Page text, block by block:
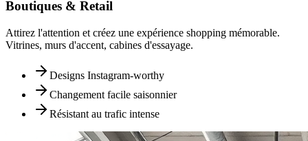
Boutiques & Retail
Attirez l'attention et créez une expérience shopping mémorable.
Vitrines, murs d'accent, cabines d'essayage.
Designs Instagram-worthy
Changement facile saisonnier
Résistant au trafic intense